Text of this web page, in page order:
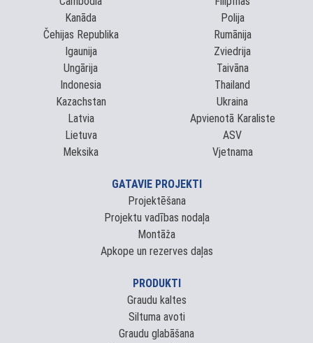
Kanāda
Čehijas Republika
Igaunija
Ungārija
Indonesia
Kazachstan
Latvia
Lietuva
Meksika
Polija
Rumānija
Zviedrija
Taivāna
Thailand
Ukraina
Apvienotā Karaliste
ASV
Vjetnama
GATAVIE PROJEKTI
Projektēšana
Projektu vadības nodaļa
Montāža
Apkope un rezerves daļas
PRODUKTI
Graudu kaltes
Siltuma avoti
Graudu glabāšana